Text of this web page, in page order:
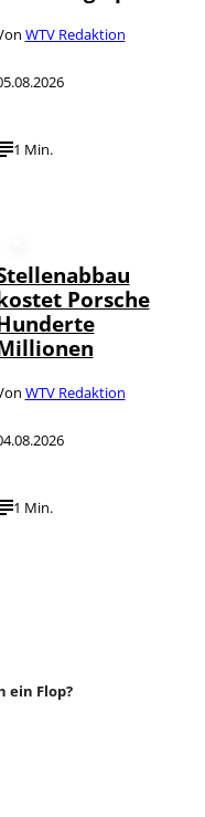
WTV Redaktion
1 Min.
Porsche
WTV Redaktion
1 Min.
ein Flop?